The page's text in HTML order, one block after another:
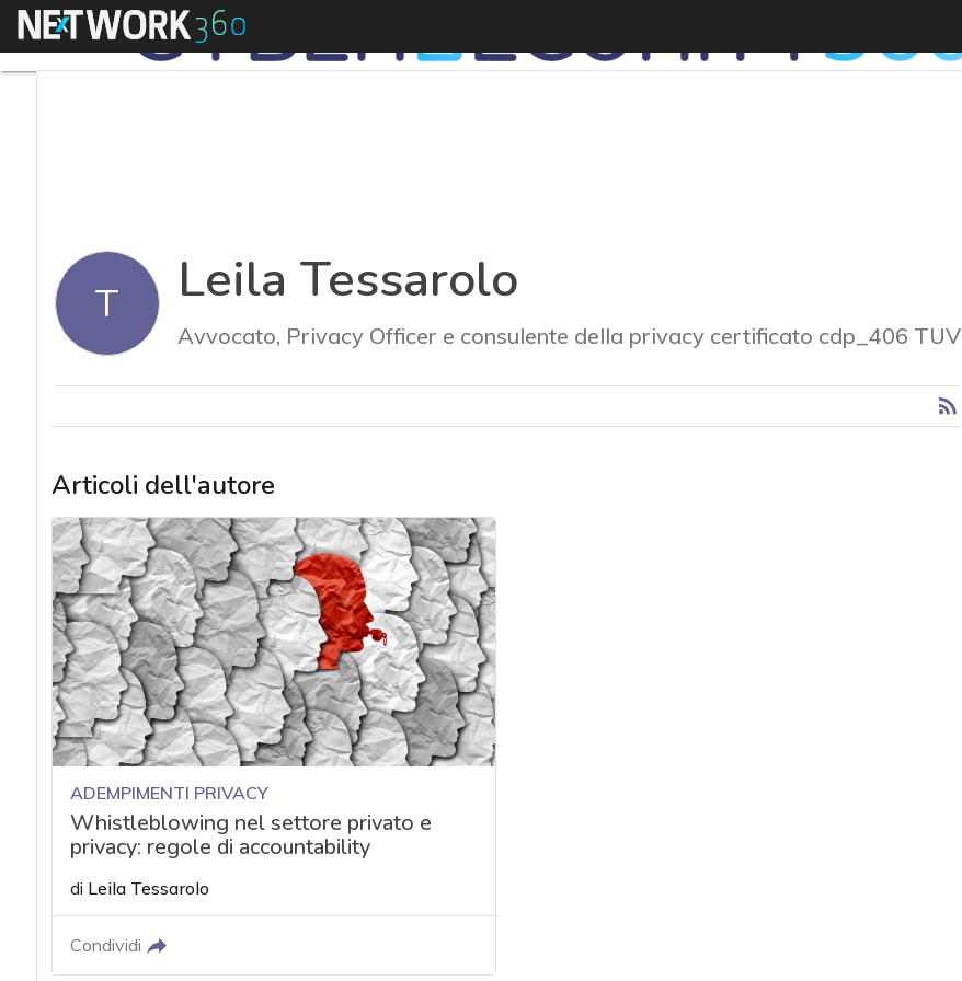
Menu
T Leila Tessarolo
Avvocato, Privacy Officer e consulente della privacy certificato cdp_406 TUV
Articoli dell'autore
ADEMPIMENTI PRIVACY
Whistleblowing nel settore privato e
privacy: regole di accountability
di Leila Tessarolo
Condividi